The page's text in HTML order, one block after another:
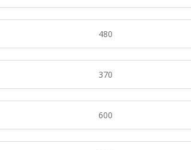
480
370
600